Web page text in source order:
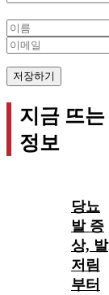
Name
지금 뜨는
정보
당뇨
발 증
상, 발
저림
부터